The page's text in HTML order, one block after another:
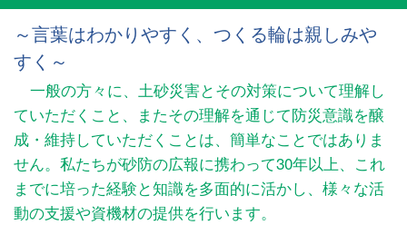
～言葉はわかりやすく、つくる輪は親しみや
すく～
一般の方々に、土砂災害とその対策について理解し
ていただくこと、またその理解を通じて防災意識を醸
成・維持していただくことは、簡単なことではありま
せん。私たちが砂防の広報に携わって30年以上、これ
までに培った経験と知識を多面的に活かし、様々な活
動の支援や資機材の提供を行います。